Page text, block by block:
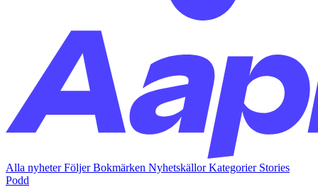
Alla nyheterFöljerBokmärken NyhetskällorKategorier Stories
Podd